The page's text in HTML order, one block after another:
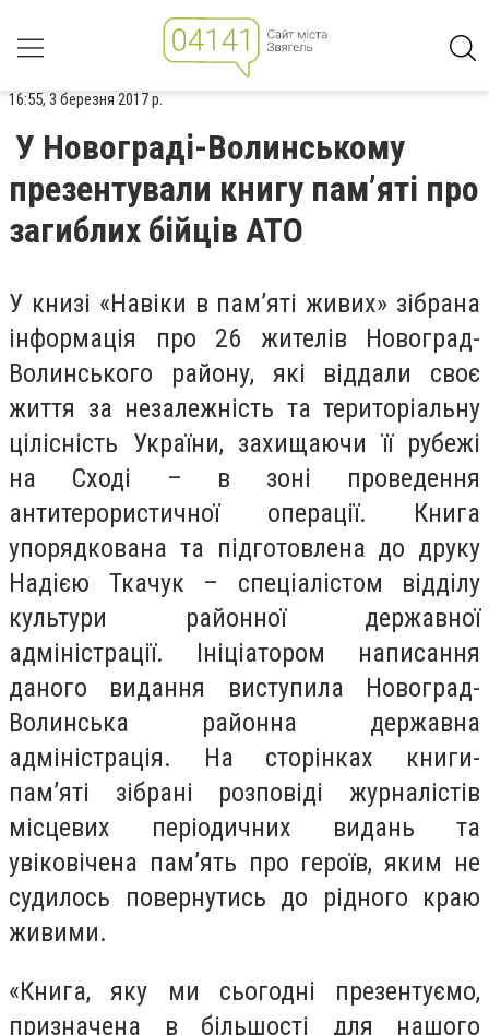
16:55, 3 березня 2017 р.
У Новограді-Волинському
презентували книгу пам’яті про
загиблих бійців АТО
У книзі «Навіки в пам’яті живих» зібрана
інформація про 26 жителів Новоград-
Волинського району, які віддали своє
життя за незалежність та територіальну
цілісність України, захищаючи її рубежі
на Сході – в зоні проведення
антитерористичної операції. Книга
упорядкована та підготовлена до друку
Надією Ткачук – спеціалістом відділу
культури районної державної
адміністрації. Ініціатором написання
даного видання виступила Новоград-
Волинська районна державна
адміністрація. На сторінках книги-
пам’яті зібрані розповіді журналістів
місцевих періодичних видань та
увіковічена пам’ять про героїв, яким не
судилось повернутись до рідного краю
живими.
«Книга, яку ми сьогодні презентуємо,
призначена в більшості для нашого